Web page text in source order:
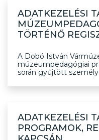
ADATKEZELÉSI
TÖRTÉNŐ
A Dobó István
múzeumpedagógiai
során gyűjtött
ADATKEZELÉSI
PROGRAMOK,